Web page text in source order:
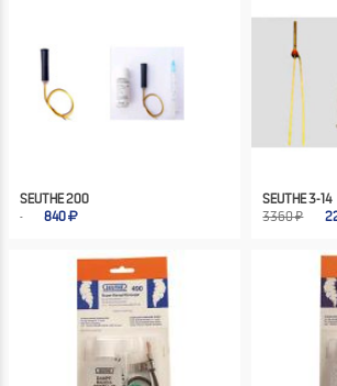
SEUTHE 200
840
SEUTHE 3-14
3360 ₽